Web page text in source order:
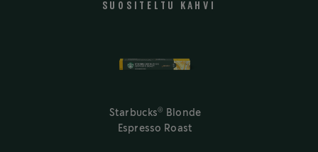
SUOSITELTU KAHVI
Starbucks®
Blonde
Espresso Roast